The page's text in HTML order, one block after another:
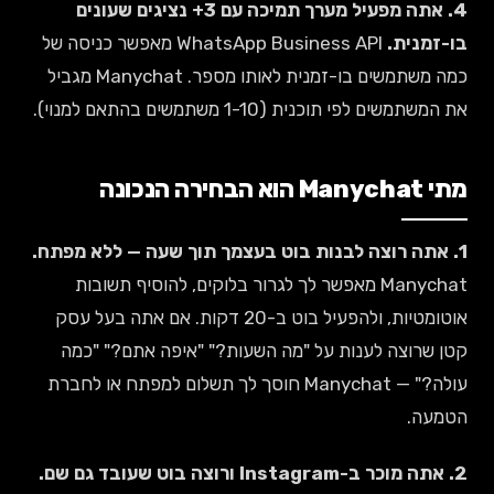
4. אתה מפעיל מערך תמיכה עם 3+ נציגים שעונים
בו-זמנית.
WhatsApp Business API מאפשר כניסה של
כמה משתמשים בו-זמנית לאותו מספר. Manychat מגביל
את המשתמשים לפי תוכנית (1-10 משתמשים בהתאם למנוי).
מתי Manychat הוא הבחירה הנכונה
Manychat מאפשר לך לגרור בלוקים, להוסיף תשובות
אוטומטיות, ולהפעיל בוט ב-20 דקות. אם אתה בעל עסק
קטן שרוצה לענות על "מה השעות?" "איפה אתם?" "כמה
עולה?" — Manychat חוסך לך תשלום למפתח או לחברת
הטמעה.
2. אתה מוכר ב-Instagram ורוצה בוט שעובד גם שם.